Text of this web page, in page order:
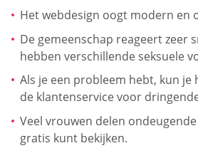
Het webdesign oogt modern en
De gemeenschap reageert zeer
hebben verschillende seksuele
Als je een probleem hebt, kun
de klantenservice voor
Veel vrouwen delen ondeugende
gratis kunt bekijken.